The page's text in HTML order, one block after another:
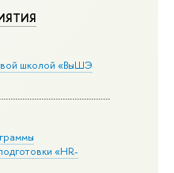
школой «ВыШЭ
«HR-